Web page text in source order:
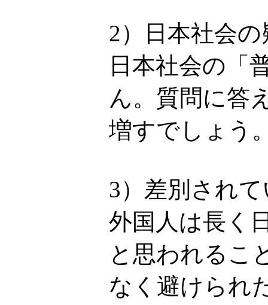
2）日本社会
日本社会の「
ん。質問に答
増すでしょう
3）差別され
外国人は長く
と思われるこ
なく避けられ